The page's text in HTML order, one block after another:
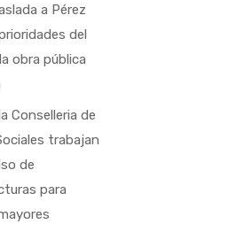
a Pérez
del
obra pública
Conselleria de
trabajan
de
para